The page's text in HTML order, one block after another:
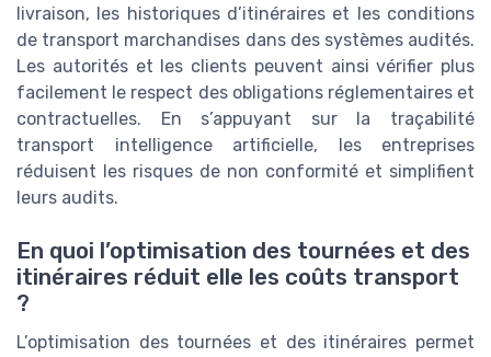
livraison, les historiques d’itinéraires et les conditions
de transport marchandises dans des systèmes audités.
Les autorités et les clients peuvent ainsi vérifier plus
facilement le respect des obligations réglementaires et
contractuelles. En s’appuyant sur la traçabilité
transport intelligence artificielle, les entreprises
réduisent les risques de non conformité et simplifient
leurs audits.
En quoi l’optimisation des tournées et des
itinéraires réduit elle les coûts transport
?
L’optimisation des tournées et des itinéraires permet